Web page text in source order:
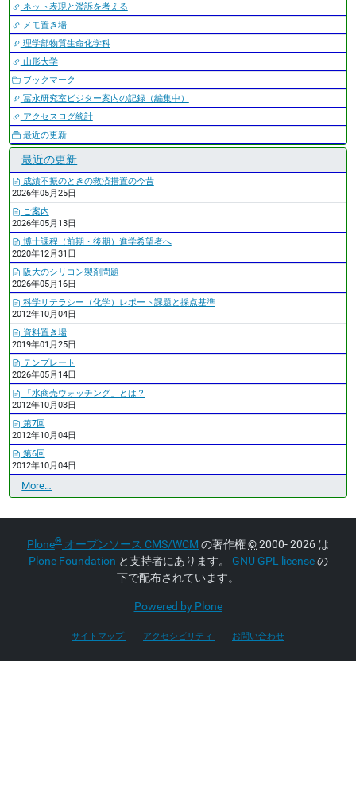
ネット表現と濫訴を考える
メモ置き場
理学部物質生命化学科
山形大学
ブックマーク
冨永研究室ビジター案内の記録（編集中）
アクセスログ統計
最近の更新
最近の更新
成績不振のときの救済措置の今昔
2026年05月25日
ご案内
2026年05月13日
博士課程（前期・後期）進学希望者へ
2020年12月31日
阪大のシリコン製剤問題
2026年05月16日
科学リテラシー（化学）レポート課題と採点基準
2012年10月04日
資料置き場
2019年01月25日
テンプレート
2026年05月14日
「水商売ウォッチング」とは？
2012年10月03日
第7回
2012年10月04日
第6回
2012年10月04日
最
近
の
新
More…
Plone® オープンソース CMS/WCM の著作権©2000- 2026 は
Plone Foundation と支持者にあります。 GNU GPL licenseの
下で配布されています。
Powered by Plone
サイトマップ アクセシビリティ お問い合わせ